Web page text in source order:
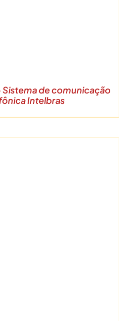
Sistema de comunicação
Intelbras